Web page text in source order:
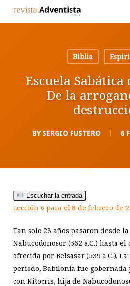
Biblia
Escuela Sabática
De la
BY SERGIO FUSTERO 6
Escuchar la entrada
Lección 6 para el 8 de febrero de
Tan solo 23 años pasaron desde
Nabucodonosor (562 a.C.) hasta el
ofrecida por Belsasar (539 a.C.).
periodo, Babilonia fue gobernada
con Nitocris, hija de